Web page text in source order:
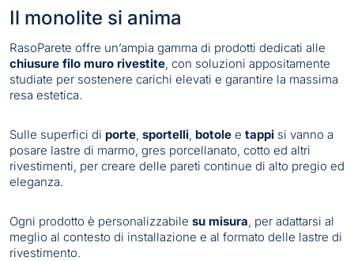
Il monolite si anima
RasoParete offre un’ampia gamma di prodotti dedicati alle
chiusure filo muro rivestite, con soluzioni appositamente
studiate per sostenere carichi elevati e garantire la massima
resa estetica.
Sulle superfici di porte, sportelli, botole e tappi si vanno a
posare lastre di marmo, gres porcellanato, cotto ed altri
rivestimenti, per creare delle pareti continue di alto pregio ed
eleganza.
Ogni prodotto è personalizzabile su misura, per adattarsi al
meglio al contesto di installazione e al formato delle lastre di
rivestimento.